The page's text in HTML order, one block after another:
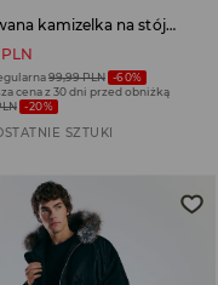
Pikowana kamizelka na stójce czarna
99,99 PLN -60%
cena z 30 dni przed obniżką
-20%
SZTUKI